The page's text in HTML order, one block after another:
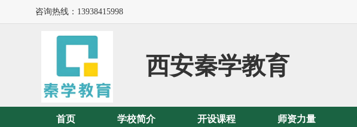
咨询热线：13938415998
西安秦学教育
首页 学校简介 开设课程 师资力量